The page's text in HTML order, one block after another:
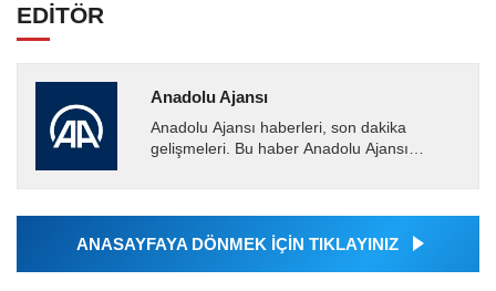
EDİTÖR
Anadolu Ajansı
Anadolu Ajansı haberleri, son dakika
gelişmeleri. Bu haber Anadolu Ajansı
tarafından geçilen tüm...
ANASAYFAYA DÖNMEK İÇİN TIKLAYINIZ